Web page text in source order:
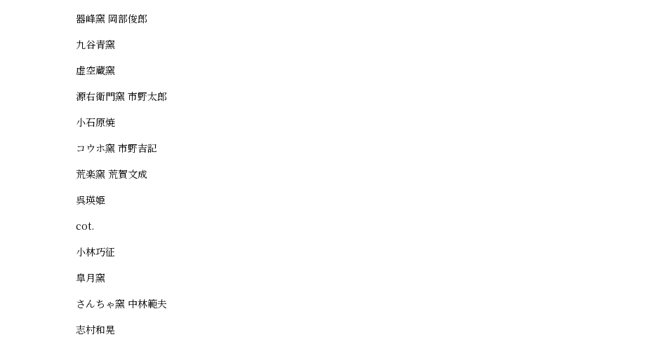
器峰窯 岡部俊郎
九谷青窯
虚空蔵窯
源右衛門窯 市野太郎
小石原焼
コウホ窯 市野吉記
荒楽窯 荒賀文成
呉瑛姫
cot.
小林巧征
皐月窯
さんちゃ窯 中林範夫
志村和晃